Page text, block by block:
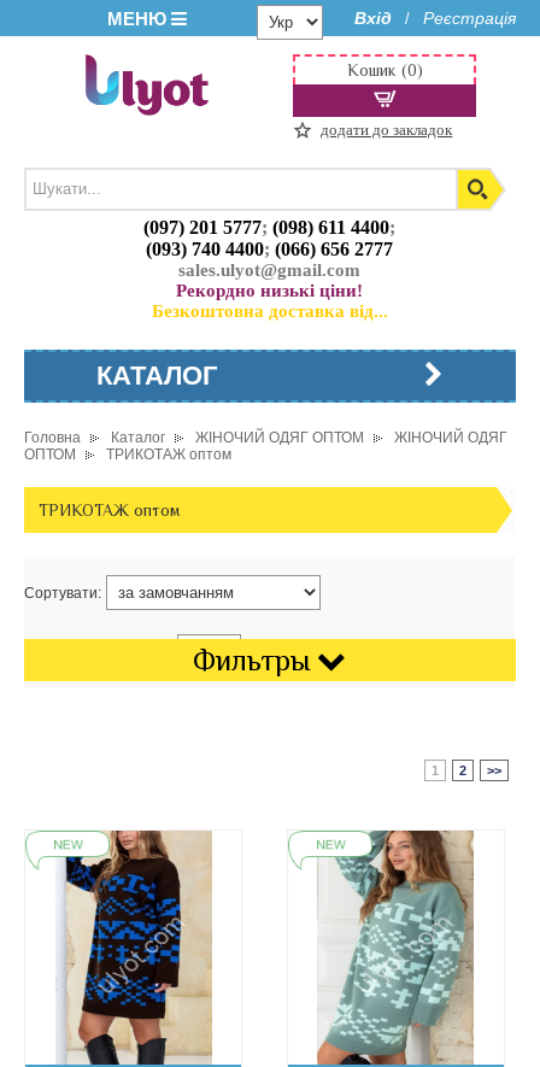
МЕНЮ Вхід / Реєстрація
(097) 201 5777;(098) 611 4400;
(093) 740 4400;(066) 656 2777
sales.ulyot@gmail.com
Рекордно низькі ціни!
Безкоштовна доставка від...
Кошик (0)
додати до закладок
КАТАЛОГ
Головна Каталог ЖІНОЧИЙ ОДЯГ ОПТОМ
ЖІНОЧИЙ ОДЯГ
ОПТОМ
ТРИКОТАЖ оптом
Фильтры
ТРИКОТАЖ оптом
Сортувати:
1 2 >>